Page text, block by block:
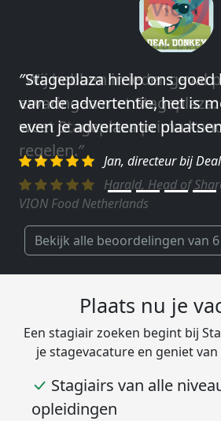
″Wij hebben in ieder geval
ervaringen met
weet Stageplaza prima
regelen.″
Harald, Head of
VION Food Netherlands
Bekijk alle beoordelingen van
Plaats nu je
Een stagiair zoeken begint bij
je stagevacature en geniet
Stagiairs van alle
opleidingen